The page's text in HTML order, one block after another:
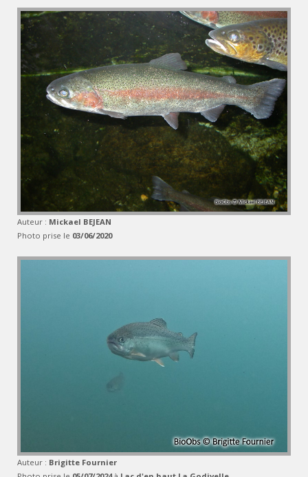
Auteur : Mickael BEJEAN
Photo prise le 03/06/2020
Auteur : Brigitte Fournier